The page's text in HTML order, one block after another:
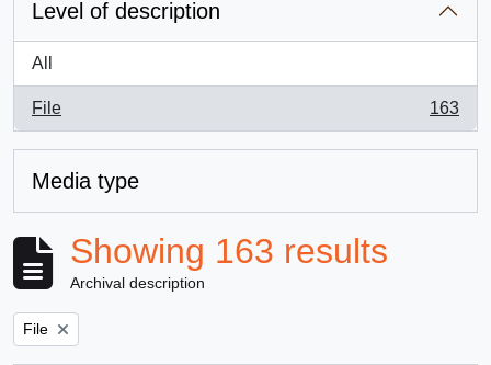
Level of description
All
File
, 163 results
163
Media type
Showing 163 results
Archival description
Remove filter:
File